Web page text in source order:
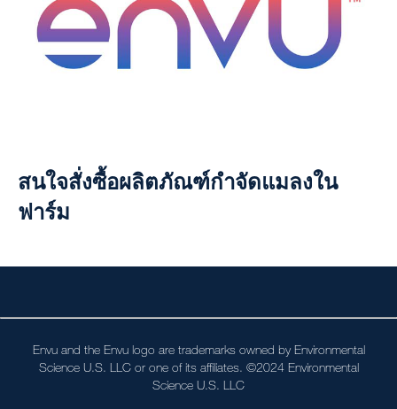
สนใจสั่งซื้อผลิตภัณฑ์กำจัดแมลงใน
ฟาร์ม
Envu and the Envu logo are trademarks owned by Environmental
Science U.S. LLC or one of its affiliates. ©2024 Environmental
Science U.S. LLC